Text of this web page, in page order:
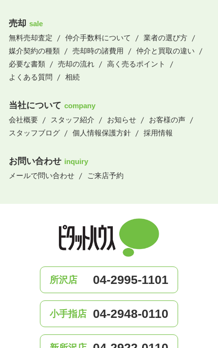
売却 sale
無料売却査定
仲介手数料について
業者の選び方
媒介契約の種類
売却時の諸費用
仲介と買取の違い
必要な書類
売却の流れ
高く売るポイント
よくある質問
相続
当社について company
会社概要
スタッフ紹介 お知らせ
お客様の声
スタッフブログ
個人情報保護方針 採用情報
お問い合わせ inquiry
メールで問い合わせ
ご来店予約
所沢店 04-2995-1101
小手指店 04-2948-0110